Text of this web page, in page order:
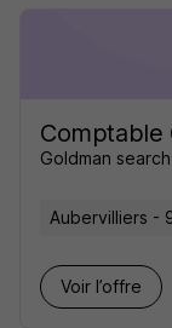
Comptable
Goldman search
Aubervilliers -
Voir l’offre